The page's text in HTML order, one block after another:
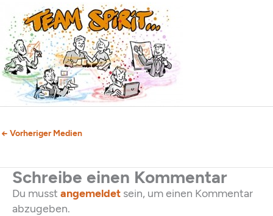
← Vorheriger Medien
Schreibe einen Kommentar
Du musst angemeldet sein, um einen Kommentar
abzugeben.